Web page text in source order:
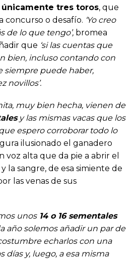
únicamente tres toros, que
concurso o desafío. ‘Yo creo
de lo que tengo’, bromea
que ‘si las cuentas que
bien, incluso contando con
siempre puede haber,
novillos’.
muy bien hecha, vienen de
y las mismas vacas que los
espero corroborar todo lo
ilusionado el ganadero
voz alta que da pie a abrir el
la sangre, de esa simiente de
las venas de sus
unos14 o 16 sementales
año solemos añadir un par de
echarlos con una
días y, luego, a esa misma